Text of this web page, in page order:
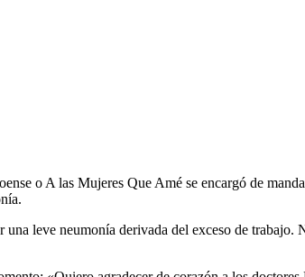
o A las Mujeres Que Amé se encargó de
leve neumonía derivada del exceso de trabajo.